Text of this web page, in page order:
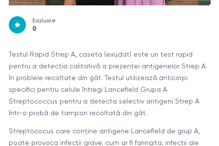
Evaluare
0
Testul Rapid Strep A, caseta (exudat) este un test rapid
pentru a detecția calitativă a prezenței antigenelor Strep A
în problele recoltate din gât. Testul utilizează anticorpi
specifici pentru celule întregi Lancefield Grupa A
Streptococcus pentru a detecta selectiv antigeni Strep A
într-o probă de tampon recoltată din gât.
Streptococus care conține antigene Lancefield de grup A,
poate provoca infecții grave, cum ar fi faringita, infecții ale